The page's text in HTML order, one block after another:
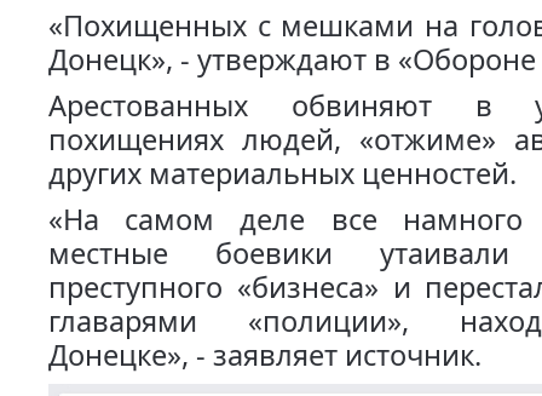
«Похищенных с мешками на
Донецк», - утверждают в
Арестованных обвиняют в
похищениях людей, «отжиме»
других материальных ценностей.
«На самом деле все намного
местные боевики
преступного «бизнеса» и
главарями «полиции»,
Донецке», - заявляет источник.